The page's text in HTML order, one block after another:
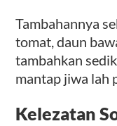
Tambahannya
tomat, daun
tambahkan
mantap jiwa lah
Kelezatan